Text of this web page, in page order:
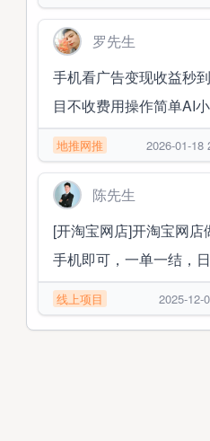
罗先生
手机看广告变现收益秒
目不收费用操作简单AI
道收益
地推网推 2026-01-18
陈先生
[开淘宝网店]开淘宝网
手机即可，一单一结，
线上项目 2025-12-